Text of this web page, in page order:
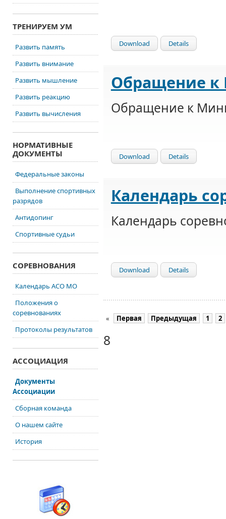
Download Details
Обращение к
Обращение к
Download Details
Календарь
Календарь
Download Details
« Первая Предыдущая 1 2
8
ТРЕНИРУЕМ УМ
Развить память
Развить внимание
Развить мышление
Развить реакцию
Развить вычисления
НОРМАТИВНЫЕ
ДОКУМЕНТЫ
Федеральные законы
Выполнение спортивных
разрядов
Антидопинг
Спортивные судьи
СОРЕВНОВАНИЯ
Календарь АСО МО
Положения о
соревнованиях
Протоколы результатов
АССОЦИАЦИЯ
Документы
Ассоциации
Сборная команда
О нашем сайте
История